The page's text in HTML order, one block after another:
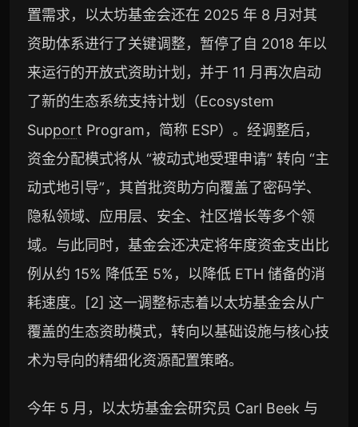
置需求，以太坊基金会还在 2025 年 8 月对其
资助体系进行了关键调整，暂停了自 2018 年以
来运行的开放式资助计划，并于 11 月再次启动
了新的生态系统支持计划（Ecosystem
Support Program，简称 ESP）。经调整后，
资金分配模式将从 “被动式地受理申请” 转向 “主
动式地引导”，其首批资助方向覆盖了密码学、
隐私领域、应用层、安全、社区增长等多个领
域。与此同时，基金会还决定将年度资金支出比
例从约 15% 降低至 5%，以降低 ETH 储备的消
耗速度。[2] 这一调整标志着以太坊基金会从广
覆盖的生态资助模式，转向以基础设施与核心技
术为导向的精细化资源配置策略。
今年 5 月，以太坊基金会研究员 Carl Beek 与